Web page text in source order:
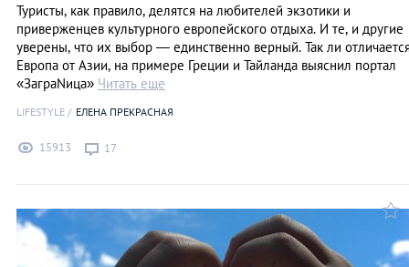
Туристы, как правило, делятся на любителей экзотики и
приверженцев культурного европейского отдыха. И те, и другие
уверены, что их выбор — единственно верный. Так ли
Европа от Азии, на примере Греции и Тайланда выяснил портал
«ЗаграNица» Читать еще
LIFESTYLE ЕЛЕНА ПРЕКРАСНАЯ
15913 17